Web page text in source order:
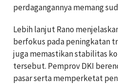
perdagangannya memang
Lebih lanjut Rano
berfokus pada peningkatan
juga memastikan stabilitas
tersebut. Pemprov DKI
pasar serta memperketat